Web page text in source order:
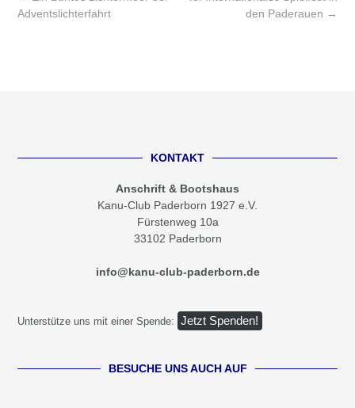
navigation
den Paderauen →
Adventslichterfahrt
KONTAKT
Anschrift & Bootshaus
Kanu-Club Paderborn 1927 e.V.
Fürstenweg 10a
33102 Paderborn
info@kanu-club-paderborn.de
Unterstütze uns mit einer Spende: Jetzt Spenden!
BESUCHE UNS AUCH AUF